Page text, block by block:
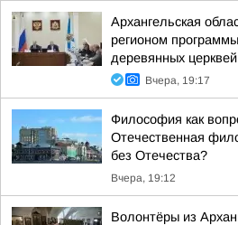
Архангельская
регионом
деревянных церквей
Вчера, 19:17
Философия как
Отечественная
без Отечества?
Вчера, 19:12
Волонтёры из